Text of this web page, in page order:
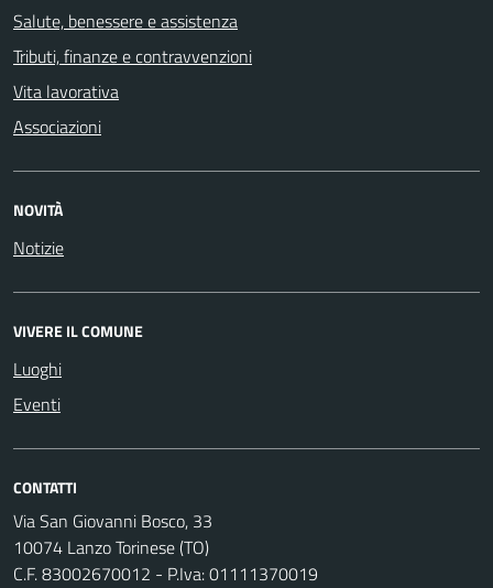
Salute, benessere e assistenza
Tributi, finanze e contravvenzioni
Vita lavorativa
Associazioni
NOVITÀ
Notizie
VIVERE IL COMUNE
Luoghi
Eventi
CONTATTI
Via San Giovanni Bosco, 33
10074 Lanzo Torinese (TO)
C.F. 83002670012 - P.Iva: 01111370019